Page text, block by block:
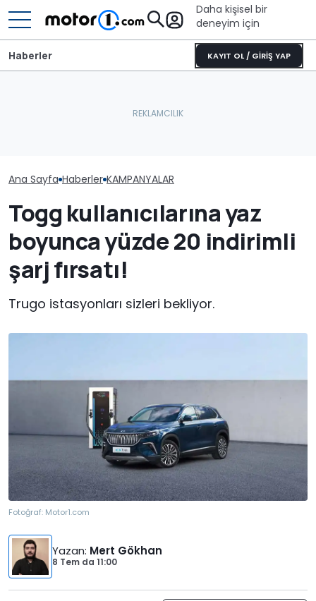
Daha kişisel bir
deneyim için
KAYIT OL / GİRİŞ YAP
Haberler
Ana Sayfa Haberler KAMPANYALAR
Togg kullanıcılarına yaz
boyunca yüzde 20 indirimli
şarj fırsatı!
Trugo istasyonları sizleri bekliyor.
Fotoğraf: Motor1.com
Yazan: Mert Gökhan
8 Tem da 11:00